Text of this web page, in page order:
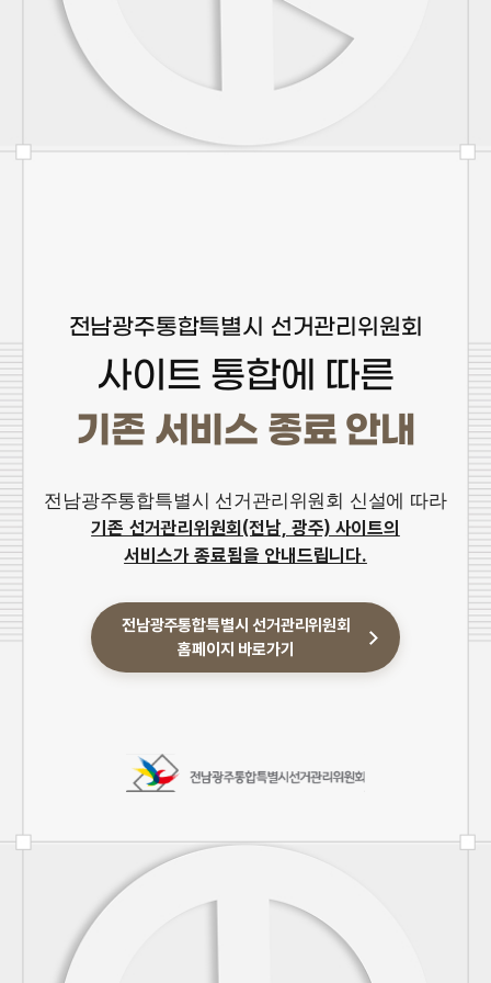
전남광주통합특별시 선거관리위원회
사이트 통합에 따른
기존 서비스 종료 안내
전남광주통합특별시 선거관리위원회 신설에 따라
기존 선거관리위원회(전남, 광주) 사이트의
서비스가 종료됨을 안내드립니다.
전남광주통합특별시 선거관리위원회
홈페이지 바로가기